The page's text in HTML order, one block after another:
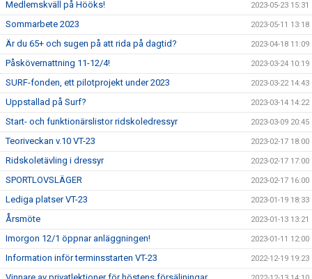
Medlemskväll på Hööks! 2023-05-23 15:31
Sommarbete 2023 2023-05-11 13:18
Är du 65+ och sugen på att rida på dagtid? 2023-04-18 11:09
Påskövernattning 11-12/4! 2023-03-24 10:19
SURF-fonden, ett pilotprojekt under 2023 2023-03-22 14:43
Uppstallad på Surf? 2023-03-14 14:22
Start- och funktionärslistor ridskoledressyr 2023-03-09 20:45
Teoriveckan v.10 VT-23 2023-02-17 18:00
Ridskoletävling i dressyr 2023-02-17 17:00
SPORTLOVSLÄGER 2023-02-17 16:00
Lediga platser VT-23 2023-01-19 18:33
Årsmöte 2023-01-13 13:21
Imorgon 12/1 öppnar anläggningen! 2023-01-11 12:00
Information inför terminsstarten VT-23 2022-12-19 19:23